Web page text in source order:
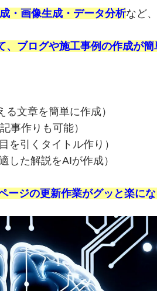
・画像生成・データ分析など
、ブログや施工事例の作成が簡
文章を簡単に作成）
事作りも可能）
を引くタイトル作り）
した解説をAIが作成）
ージの更新作業がグッと楽に